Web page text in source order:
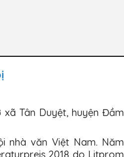
Tân Duyệt, huyện Đầm
nhà văn Việt Nam. Năm
2018 do Litprom